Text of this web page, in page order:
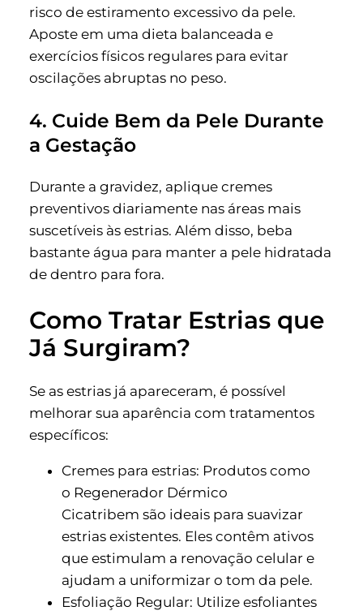
risco de estiramento excessivo da pele.
Aposte em uma dieta balanceada e
exercícios físicos regulares para evitar
oscilações abruptas no peso.
4. Cuide Bem da Pele Durante
a Gestação
Durante a gravidez, aplique cremes
preventivos diariamente nas áreas mais
suscetíveis às estrias. Além disso, beba
bastante água para manter a pele hidratada
de dentro para fora.
Como Tratar Estrias que
Já Surgiram?
Se as estrias já apareceram, é possível
melhorar sua aparência com tratamentos
específicos:
Cremes para estrias: Produtos como
o Regenerador Dérmico
Cicatribem são ideais para suavizar
estrias existentes. Eles contêm ativos
que estimulam a renovação celular e
ajudam a uniformizar o tom da pele.
Esfoliação Regular: Utilize esfoliantes